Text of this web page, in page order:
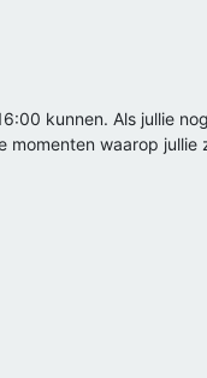
kunnen. Als jullie
waarop jullie